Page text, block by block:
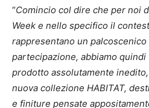
“Comincio col dire che per noi
Week e nello specifico il
rappresentano un
partecipazione, abbiamo
prodotto assolutamente
nuova collezione HABITAT,
e finiture pensate